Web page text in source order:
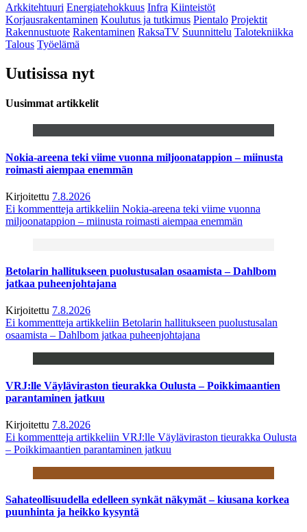
Arkkitehtuuri Energiatehokkuus Infra Kiinteistöt
Korjausrakentaminen Koulutus ja tutkimus Pientalo Projektit
Rakennustuote Rakentaminen RaksaTV Suunnittelu Talotekniikka
Talous Työelämä
Uutisissa nyt
Uusimmat artikkelit
Nokia-areena teki viime vuonna miljoonatappion – miinusta
roimasti aiempaa enemmän
Kirjoitettu 7.8.2026
Ei kommentteja artikkeliin Nokia-areena teki viime vuonna
miljoonatappion – miinusta roimasti aiempaa enemmän
Betolarin hallitukseen puolustusalan osaamista – Dahlbom
jatkaa puheenjohtajana
Kirjoitettu 7.8.2026
Ei kommentteja artikkeliin Betolarin hallitukseen puolustusalan
osaamista – Dahlbom jatkaa puheenjohtajana
VRJ:lle Väyläviraston tieurakka Oulusta – Poikkimaantien
parantaminen jatkuu
Kirjoitettu 7.8.2026
Ei kommentteja artikkeliin VRJ:lle Väyläviraston tieurakka Oulusta
– Poikkimaantien parantaminen jatkuu
Sahateollisuudella edelleen synkät näkymät – kiusana korkea
puunhinta ja heikko kysyntä